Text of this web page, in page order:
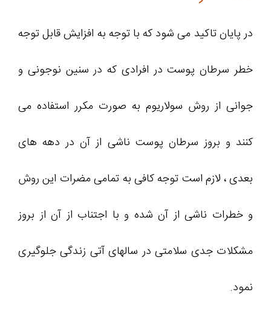
در پایان تاکید می شود که با توجه به افزایش قابل توجه
خطر سرطان پوست در افرادی که در سنین نوجونی و
جوانی از روش سولاریوم به صورت مکرر استفاده می
کنند و بروز سرطان پوست ناشی از آن در دهه های
بعدی ، لازم است توجه کافی به تمامی مضرات این روش
و خطرات ناشی از آن شده و با اجتناب از آن از بروز
مشکلات جدی سلامتی در سالهای آتی زندگی جلوگیری
نمود.